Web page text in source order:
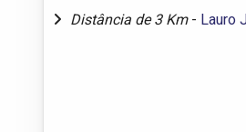
Distância de 3 Km - Lauro